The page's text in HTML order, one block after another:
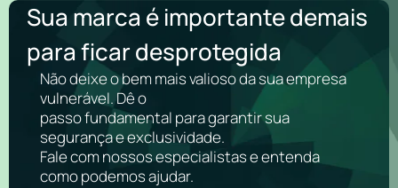
Sua marca é importante demais
para ficar desprotegida
Não deixe o bem mais valioso da sua empresa
vulnerável. Dê o
passo fundamental para garantir sua
segurança e exclusividade.
Fale com nossos especialistas e entenda
como podemos ajudar.